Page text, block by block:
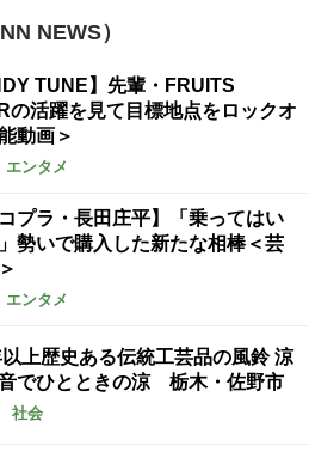
NEWS）
TUNE】先輩・FRUITS
の活躍を見て目標地点をロックオ
動画＞
エンタメ
コプラ・長田庄平】「乗ってはい
勢いで購入した新たな相棒＜芸
エンタメ
上歴史ある伝統工芸品の風鈴 涼
でひとときの涼 栃木・佐野市
社会